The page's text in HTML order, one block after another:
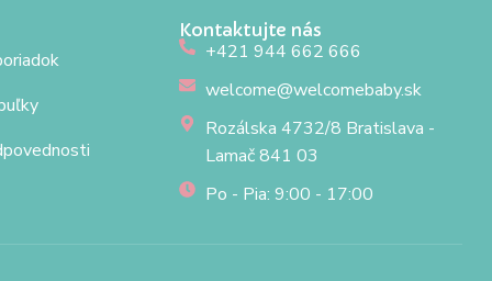
Kontaktujte nás
+421 944 662 666
welcome@welcomebaby.sk
Rozálska 4732/8 Bratislava -
Lamač 841 03
Po - Pia: 9:00 - 17:00